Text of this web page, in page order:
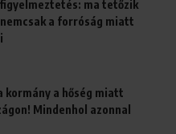
ma tetőzik
nemcsak a forróság miatt
kormány a hőség miatt
Mindenhol azonnal